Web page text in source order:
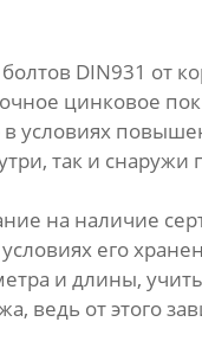
DIN931 от
цинковое
условиях
так и снаружи
на наличие
его
и длины,
ведь от этого